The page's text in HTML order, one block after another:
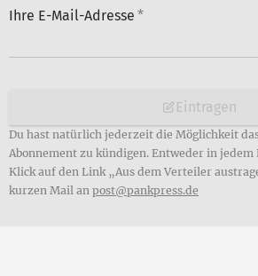
Ihre E-Mail-Adresse *
Eintragen
Du hast natürlich jederzeit die Möglichkeit
Abonnement zu kündigen. Entweder in
Klick auf den Link „Aus dem Verteiler
kurzen Mail an post@pankpress.de